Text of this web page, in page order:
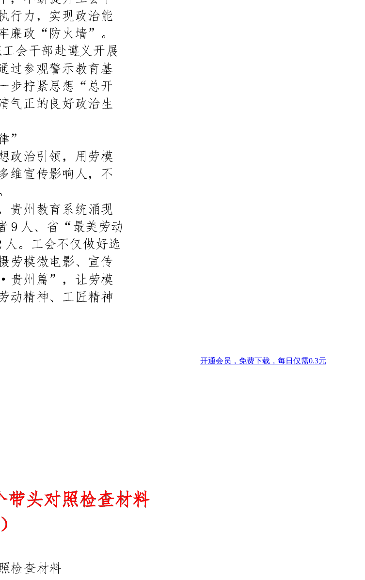
开通会员，免费下载，每日仅需0.3元